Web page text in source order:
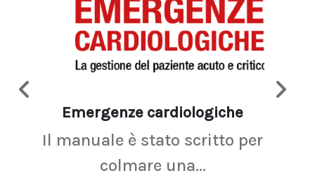
Emergenze cardiologiche
Il manuale è stato scritto per
colmare una...